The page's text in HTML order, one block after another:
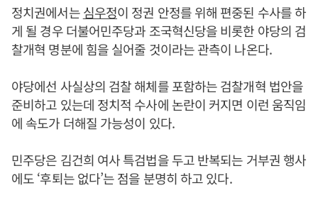
정치권에서는심우정이 정권 안정를 위해 편중된 수사를 하
게 될 경우 더불어민주당과 조국혁신당을 비롯한 야당의 검
찰개혁 명분에 힘을 실어줄 것이라는 관측이 나온다.
야당에선 사실상의 검찰 해체를 포함하는 검찰개혁 법안을
준비하고 있는데 정치적 수사에 논란이 커지면 이런 움직임
에 속도가 더해질 가능성이 있다.
민주당은 김건희 여사 특검법을 두고 반복되는 거부권 행사
에도 ‘후퇴는 없다’는 점을 분명히 하고 있다.